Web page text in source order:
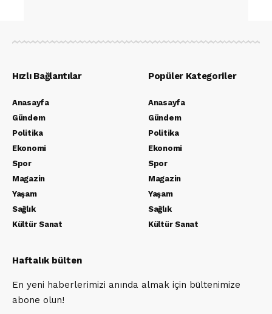
Hızlı Bağlantılar
Anasayfa
Gündem
Politika
Ekonomi
Spor
Magazin
Yaşam
Sağlık
Kültür Sanat
Popüler Kategoriler
Anasayfa
Gündem
Politika
Ekonomi
Spor
Magazin
Yaşam
Sağlık
Kültür Sanat
Haftalık bülten
En yeni haberlerimizi anında almak için bültenimize
abone olun!